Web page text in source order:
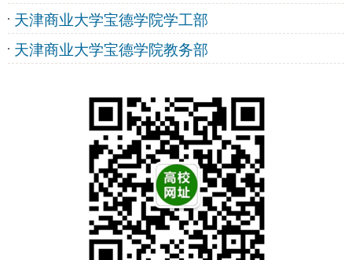
天津商业大学宝德学院学工部
天津商业大学宝德学院教务部